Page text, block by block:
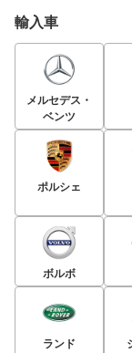
輸入車
メルセデス・
ベンツ
ポルシェ
ボルボ
ランド